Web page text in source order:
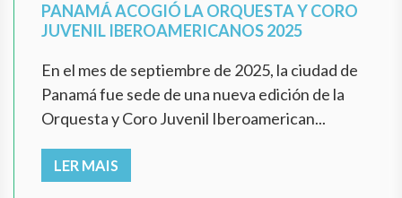
PANAMÁ ACOGIÓ LA ORQUESTA Y CORO
JUVENIL IBEROAMERICANOS 2025
En el mes de septiembre de 2025, la ciudad de
Panamá fue sede de una nueva edición de la
Orquesta y Coro Juvenil Iberoamerican...
LER MAIS